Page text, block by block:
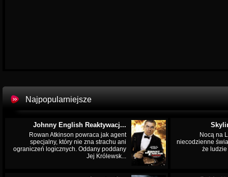
Najpopularniejsze
Johnny English Reaktywacj...
Rowan Atkinson powraca jak agent
specjalny, który nie zna strachu ani
ograniczeń logicznych. Oddany poddany
Jej Królewsk...
Nocą na
niecodzienne
że